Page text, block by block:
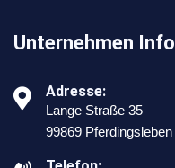
Unternehmen Info
Adresse:
Lange Straße 35
99869 Pferdingsleben